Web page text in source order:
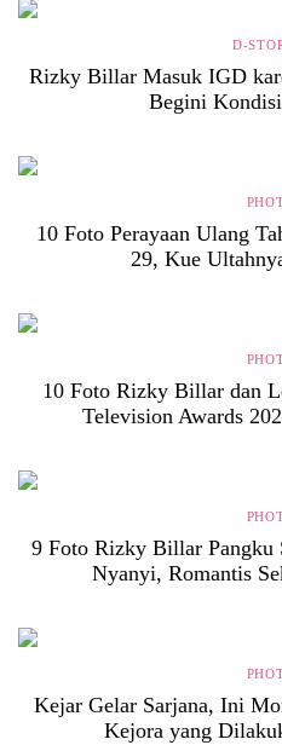
D-
Rizky Billar Masuk IGD
Begini
10 Foto Perayaan Ulang
29, Kue
10 Foto Rizky Billar dan
Television Awards
9 Foto Rizky Billar
Nyanyi, Romantis
Kejar Gelar Sarjana, Ini
Kejora yang